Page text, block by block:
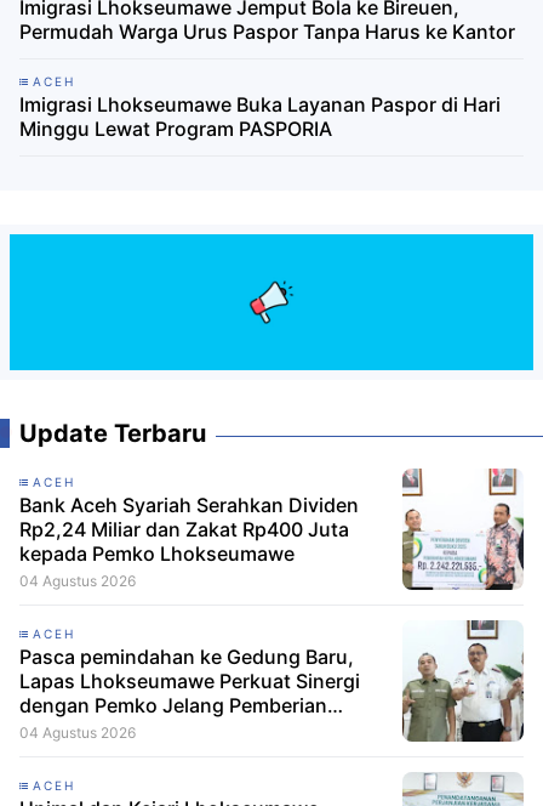
Imigrasi Lhokseumawe Jemput Bola ke Bireuen,
Permudah Warga Urus Paspor Tanpa Harus ke Kantor
ACEH
Imigrasi Lhokseumawe Buka Layanan Paspor di Hari
Minggu Lewat Program PASPORIA
Update Terbaru
ACEH
Bank Aceh Syariah Serahkan Dividen
Rp2,24 Miliar dan Zakat Rp400 Juta
kepada Pemko Lhokseumawe
04 Agustus 2026
ACEH
Pasca pemindahan ke Gedung Baru,
Lapas Lhokseumawe Perkuat Sinergi
dengan Pemko Jelang Pemberian
Remisi HUT RI
04 Agustus 2026
ACEH